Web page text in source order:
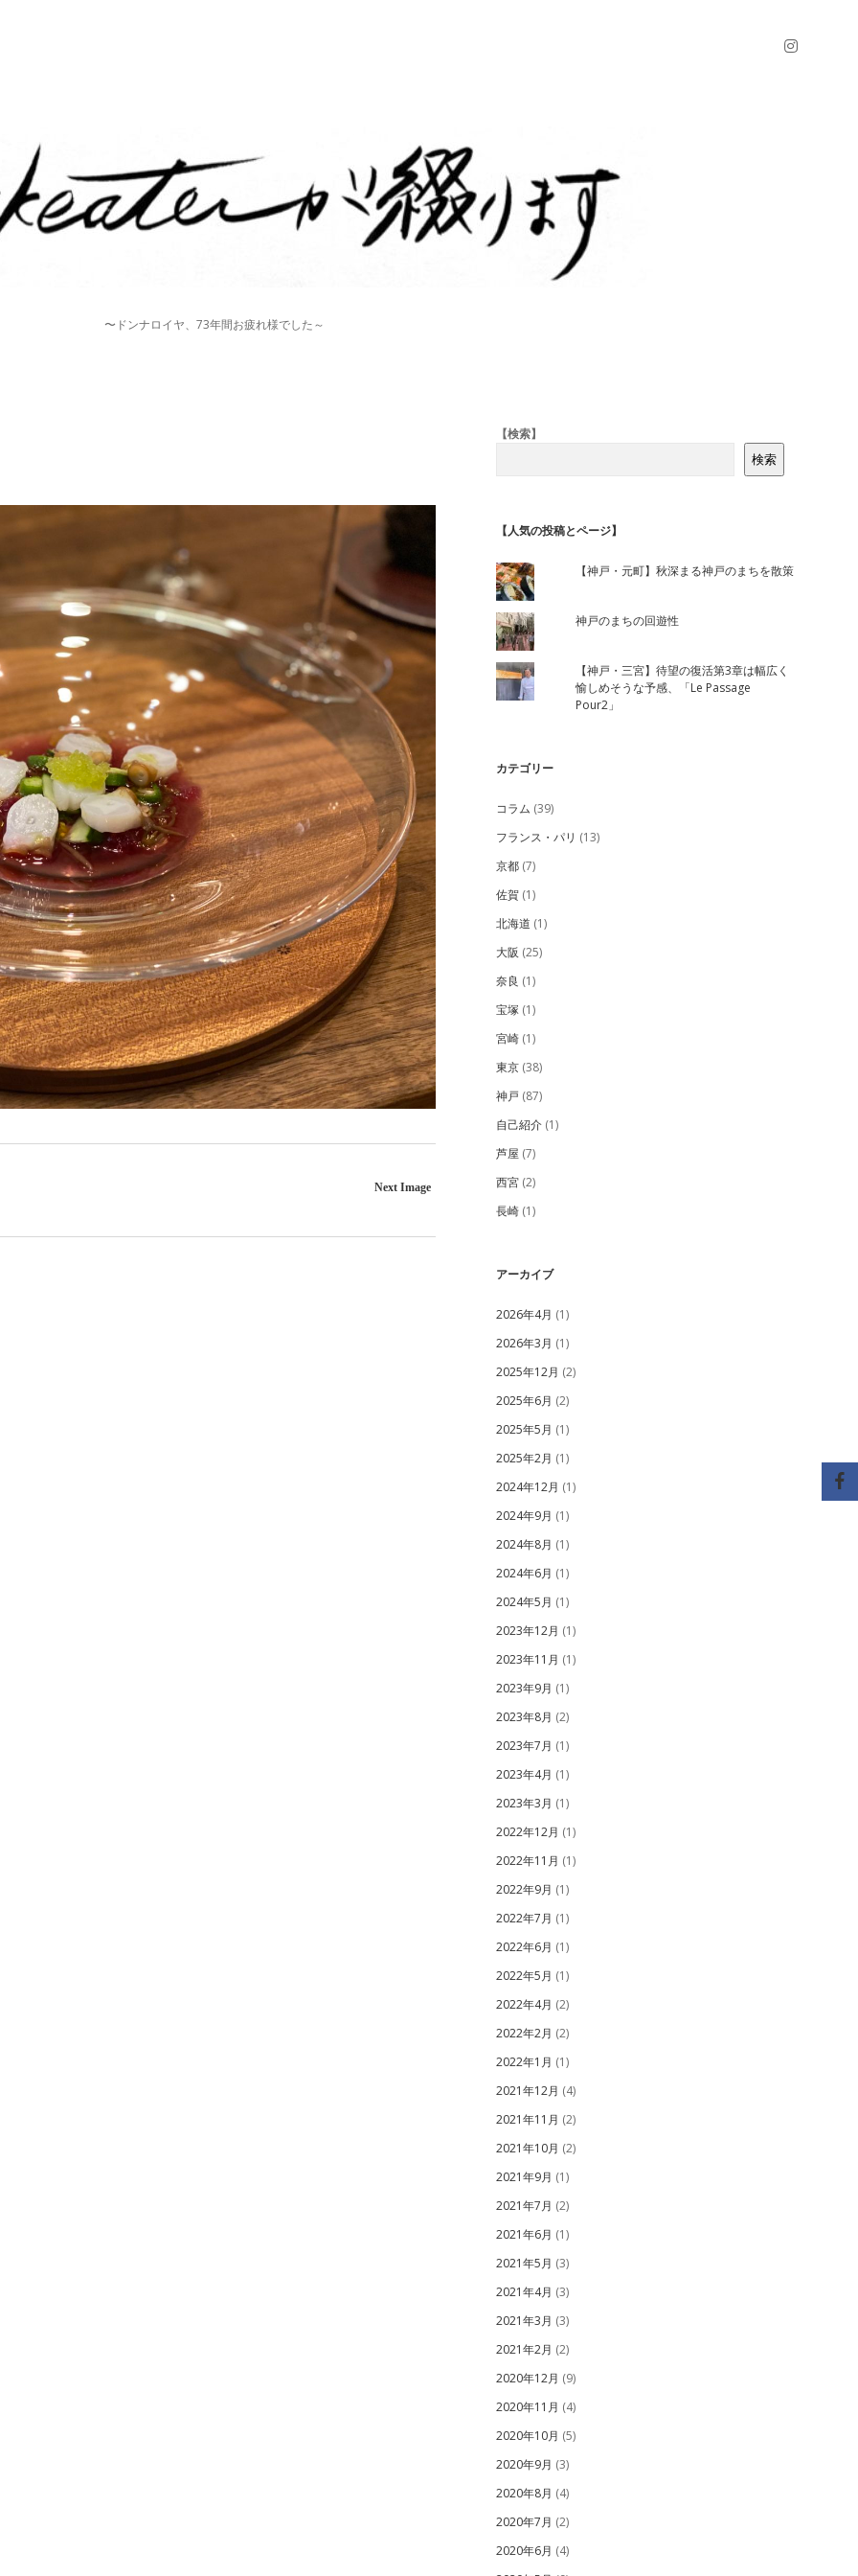
〜ドンナロイヤ、73年間お疲れ様でした～
Next Image
Sidebar
【検索】
検索
【人気の投稿とページ】
【神戸・元町】秋深まる神戸のまちを散策
神戸のまちの回遊性
【神戸・三宮】待望の復活第3章は幅広く
愉しめそうな予感、「Le Passage
Pour2」
カテゴリー
コラム (39)
フランス・パリ (13)
京都(7)
佐賀(1)
北海道 (1)
大阪 (25)
奈良 (1)
宝塚(1)
宮崎(1)
東京(38)
神戸 (87)
自己紹介(1)
芦屋 (7)
西宮(2)
長崎(1)
アーカイブ
2026年4月 (1)
2026年3月 (1)
2025年12月 (2)
2025年6月 (2)
2025年5月 (1)
2025年2月 (1)
2024年12月 (1)
2024年9月 (1)
2024年8月 (1)
2024年6月 (1)
2024年5月 (1)
2023年12月 (1)
2023年11月 (1)
2023年9月 (1)
2023年8月 (2)
2023年7月 (1)
2023年4月 (1)
2023年3月 (1)
2022年12月 (1)
2022年11月 (1)
2022年9月 (1)
2022年7月 (1)
2022年6月 (1)
2022年5月 (1)
2022年4月 (2)
2022年2月 (2)
2022年1月 (1)
2021年12月 (4)
2021年11月 (2)
2021年10月 (2)
2021年9月 (1)
2021年7月 (2)
2021年6月 (1)
2021年5月 (3)
2021年4月 (3)
2021年3月 (3)
2021年2月 (2)
2020年12月 (9)
2020年11月 (4)
2020年10月 (5)
2020年9月 (3)
2020年8月 (4)
2020年7月 (2)
2020年6月 (4)